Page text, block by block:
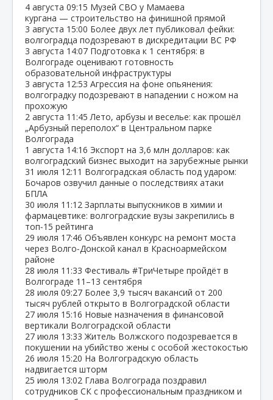
4 августа 09:15 Музей СВО у Мамаева
кургана — строительство на финишной прямой
3 августа 15:00 Более двух лет публиковал фейки:
волгоградца подозревают в дискредитации ВС РФ
3 августа 14:07 Подготовка к 1 сентября: в
Волгограде оценивают готовность
образовательной инфраструктуры
3 августа 12:53 Агрессия на фоне опьянения:
волгоградку подозревают в нападении с ножом на
прохожую
2 августа 11:45 Лето, арбузы и веселье: как прошёл
„Арбузный переполох“ в Центральном парке
Волгограда
1 августа 14:16 Экспорт на 3,6 млн долларов: как
волгоградский бизнес выходит на зарубежные рынки
31 июля 12:11 Волгоградская область под ударом:
Бочаров озвучил данные о последствиях атаки
БПЛА
30 июля 11:12 Зарплаты выпускников в химии и
фармацевтике: волгоградские вузы закрепились в
топ‑15 рейтинга
29 июля 17:46 Объявлен конкурс на ремонт моста
через Волго‑Донской канал в Красноармейском
районе
28 июля 11:33 Фестиваль #ТриЧетыре пройдёт в
Волгограде 11–13 сентября
28 июля 09:27 Более 3,9 тысяч вакансий от 200
тысяч рублей открыто в Волгоградской области
27 июля 15:16 Новые назначения в финансовой
вертикали Волгоградской области
27 июля 13:33 Житель Волжского подозревается в
покушении на убийство жены с особой жестокостью
26 июля 15:20 На Волгоградскую область
надвигается шторм
25 июля 13:02 Глава Волгограда поздравил
сотрудников СК с профессиональным праздником и